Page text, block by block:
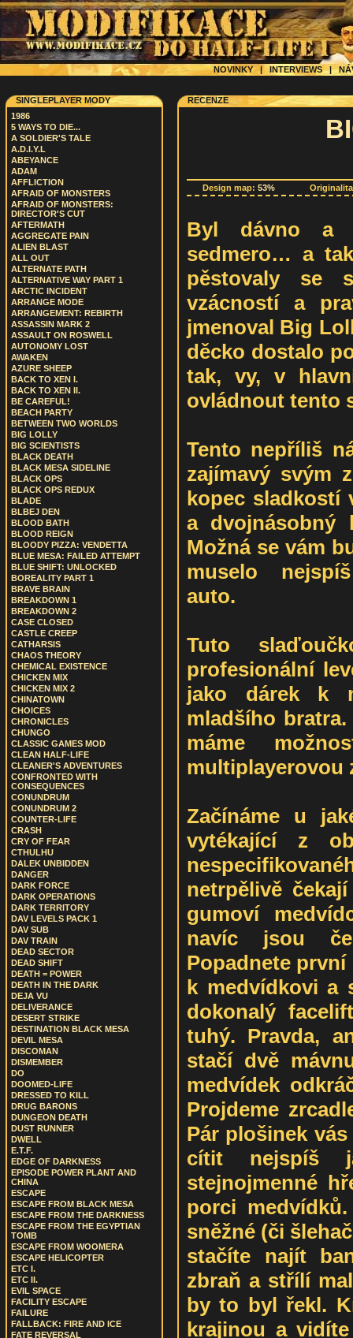
NOVINKY | INTERVIEWS|
SINGLEPLAYER MODY
1986
5 WAYS TO DIE...
A SOLDIER'S TALE
A.D.I.Y.L
ABEYANCE
ADAM
AFFLICTION
AFRAID OF MONSTERS
AFRAID OF MONSTERS:
DIRECTOR'S CUT
AFTERMATH
AGGREGATE PAIN
ALIEN BLAST
ALL OUT
ALTERNATE PATH
ALTERNATIVE WAY PART 1
ARCTIC INCIDENT
ARRANGE MODE
ARRANGEMENT: REBIRTH
ASSASSIN MARK 2
ASSAULT ON ROSWELL
AUTONOMY LOST
AWAKEN
AZURE SHEEP
BACK TO XEN I.
BACK TO XEN II.
BE CAREFUL!
BEACH PARTY
BETWEEN TWO WORLDS
BIG LOLLY
BIG SCIENTISTS
BLACK DEATH
BLACK MESA SIDELINE
BLACK OPS
BLACK OPS REDUX
BLADE
BLBEJ DEN
BLOOD BATH
BLOOD REIGN
BLOODY PIZZA: VENDETTA
BLUE MESA: FAILED ATTEMPT
BLUE SHIFT: UNLOCKED
BOREALITY PART 1
BRAVE BRAIN
BREAKDOWN 1
BREAKDOWN 2
CASE CLOSED
CASTLE CREEP
CATHARSIS
CHAOS THEORY
CHEMICAL EXISTENCE
CHICKEN MIX
CHICKEN MIX 2
CHINATOWN
CHOICES
CHRONICLES
CHUNGO
CLASSIC GAMES MOD
CLEAN HALF-LIFE
CLEANER'S ADVENTURES
CONFRONTED WITH
CONSEQUENCES
CONUNDRUM
CONUNDRUM 2
COUNTER-LIFE
CRASH
CRY OF FEAR
CTHULHU
DALEK UNBIDDEN
DANGER
DARK FORCE
DARK OPERATIONS
DARK TERRITORY
DAV LEVELS PACK 1
DAV SUB
DAV TRAIN
DEAD SECTOR
DEAD SHIFT
DEATH = POWER
DEATH IN THE DARK
DEJA VU
DELIVERANCE
DESERT STRIKE
DESTINATION BLACK MESA
DEVIL MESA
DISCOMAN
DISMEMBER
DO
DOOMED-LIFE
DRESSED TO KILL
DRUG BARONS
DUNGEON DEATH
DUST RUNNER
DWELL
E.T.F.
EDGE OF DARKNESS
EPISODE POWER PLANT AND
CHINA
ESCAPE
ESCAPE FROM BLACK MESA
ESCAPE FROM THE DARKNESS
ESCAPE FROM THE EGYPTIAN
TOMB
ESCAPE FROM WOOMERA
ESCAPE HELICOPTER
ETC I.
ETC II.
EVIL SPACE
FACILITY ESCAPE
FAILURE
FALLBACK: FIRE AND ICE
FATE REVERSAL
RECENZE
Design map: 53%
Byl dávno a
sedmero… a
pěstovaly se
vzácností a
jmenoval Big
děcko dostalo
tak, vy, v
ovládnout tento
Tento nepříliš
zajímavý svým
kopec sladkostí
a dvojnásobný
Možná se vám
muselo
auto.
Tuto
profesionální
jako dárek k
mladšího
máme
multiplayerovou
Začínáme u
vytékající z
netrpělivě
gumoví
navíc jsou
Popadnete
k medvídkovi a
dokonalý
tuhý. Pravda,
stačí dvě
medvídek
Projdeme
Pár plošinek
cítit nejspíš
stejnojmenné
porci
sněžné (či
stačíte najít
zbraň a střílí
by to byl řekl.
krajinou a